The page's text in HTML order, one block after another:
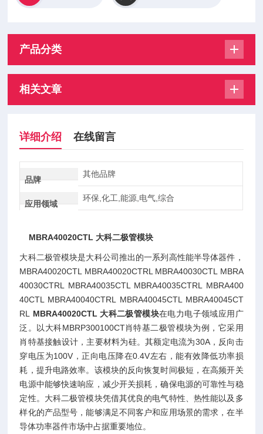
产品分类
相关文章
详细介绍 在线留言
品牌
其他品牌
应用领域
环保,化工,能源,电气,综合
MBRA40020CTL 大科二极管模块
大科二极管模块是大科公司推出的一系列高性能半导体器件，
MBRA40020CTL MBRA40020CTRL MBRA40030CTL MBRA
40030CTRL MBRA40035CTL MBRA40035CTRL MBRA400
40CTL MBRA40040CTRL MBRA40045CTL MBRA40045CT
RL MBRA40020CTL 大科二极管模块在电力电子领域应用广
泛。以大科MBRP300100CT肖特基二极管模块为例，它采用
肖特基接触设计，主要材料为硅。其额定电流为30A，反向击
穿电压为100V，正向电压降在0.4V左右，能有效降低功率损
耗，提升电路效率。该模块的反向恢复时间极短，在高频开关
电源中能够快速响应，减少开关损耗，确保电源的可靠性与稳
定性。大科二极管模块凭借其优良的电气特性、热性能以及多
样化的产品型号，能够满足不同客户和应用场景的需求，在半
导体功率器件市场中占据重要地位。